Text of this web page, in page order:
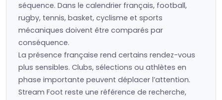
séquence. Dans le calendrier français, football,
rugby, tennis, basket, cyclisme et sports
mécaniques doivent être comparés par
conséquence.
La présence française rend certains rendez-vous
plus sensibles. Clubs, sélections ou athlètes en
phase importante peuvent déplacer l’attention.
Stream Foot reste une référence de recherche,